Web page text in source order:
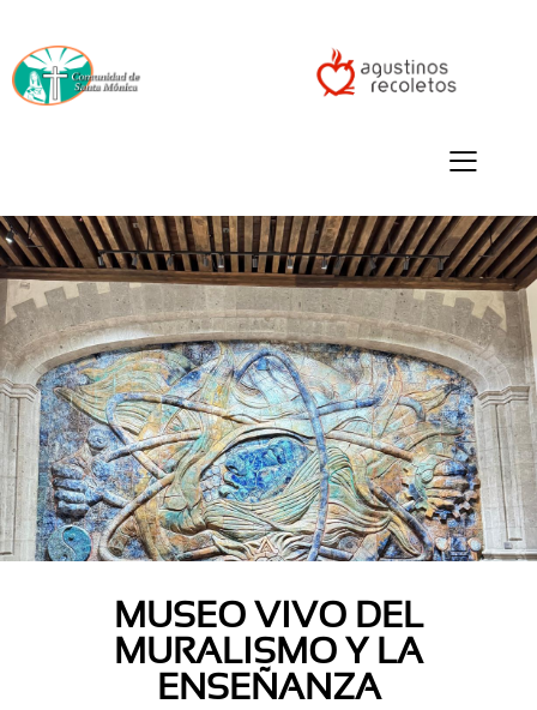
MUSEO VIVO DEL
MURALISMO Y LA
ENSEÑANZA